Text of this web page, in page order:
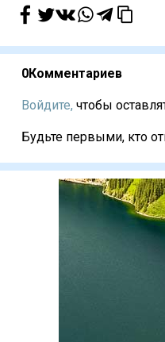
0Комментариев
Войдите, чтобы
Будьте первыми, кто